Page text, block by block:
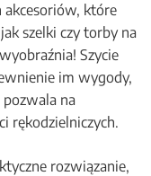
akcesoriów, które
szelki czy torby na
Szycie
im wygody,
na
rękodzielniczych.
rozwiązanie,